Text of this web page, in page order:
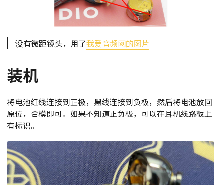
没有微距镜头，用了我爱音频网的图片
装机
将电池红线连接到正极，黑线连接到负极，然后将电池放回
原位，合模即可。如果不知道正负极，可以在耳机线路板上
有标识。